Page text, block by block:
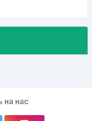
на нас